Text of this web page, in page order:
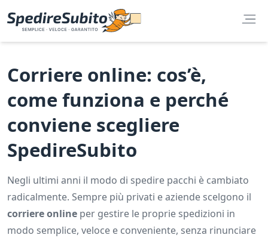
Corriere online: cos’è,
come funziona e perché
conviene scegliere
SpedireSubito
Negli ultimi anni il modo di spedire pacchi è cambiato
radicalmente. Sempre più privati e aziende scelgono il
corriere online per gestire le proprie spedizioni in
modo semplice, veloce e conveniente, senza rinunciare